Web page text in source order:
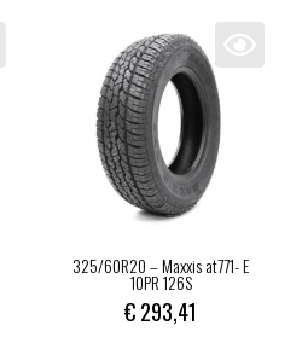
325/60R20 – Maxxis at771- E
10PR 126S
€293,41